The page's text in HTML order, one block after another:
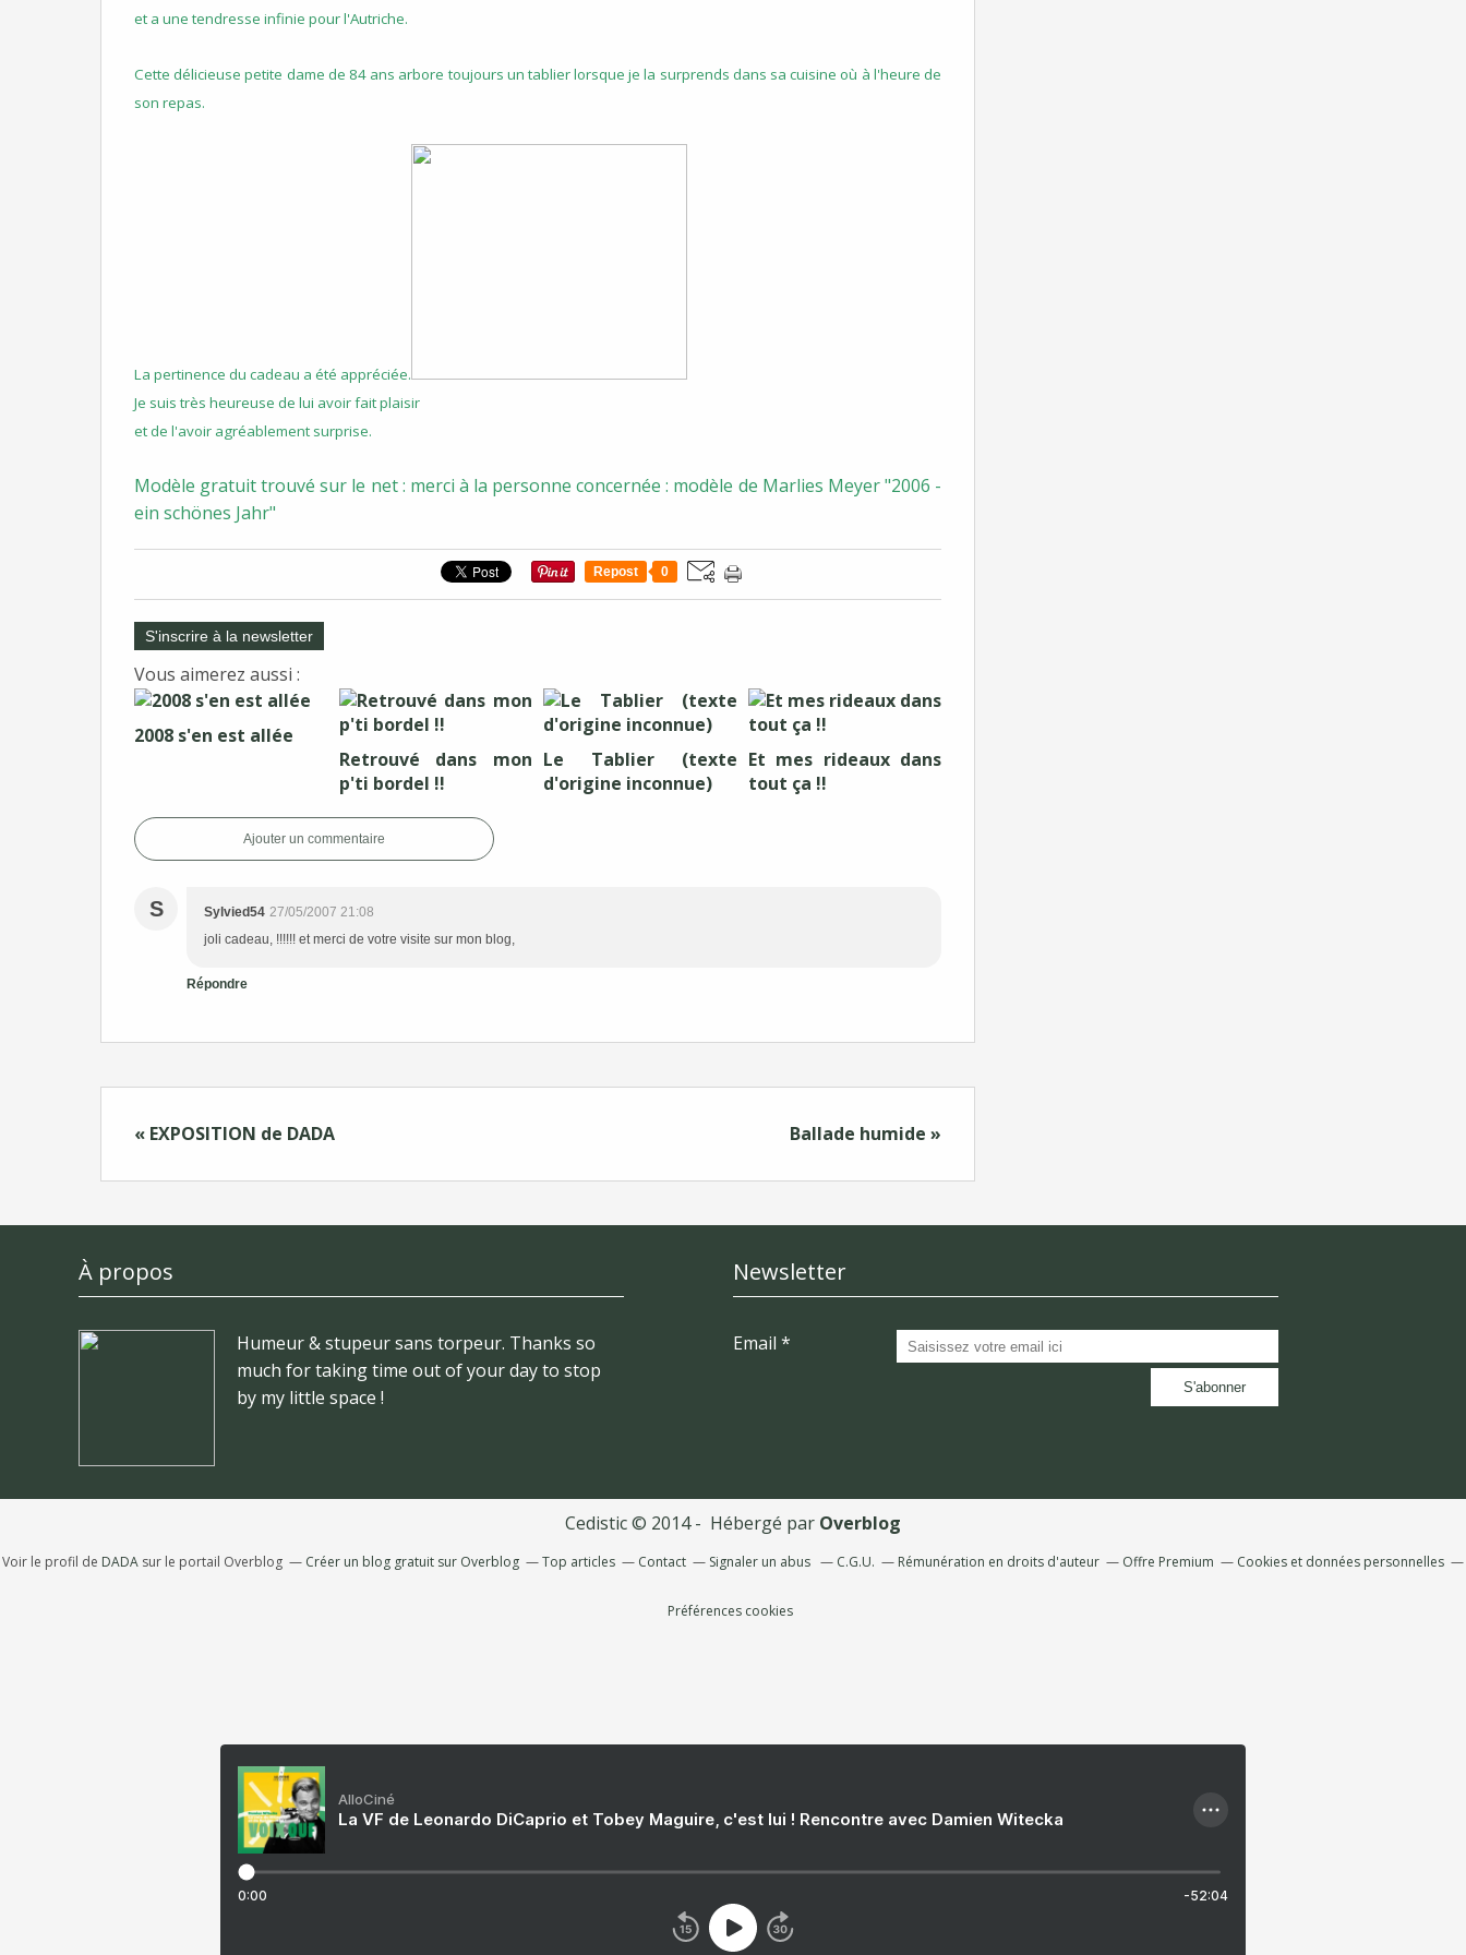
et a une tendresse infinie pour l'Autriche.
Cette délicieuse petite dame de 84 ans arbore toujours un tablier lorsque je la surprends dans sa cuisine où à l'heure de
son repas.
La pertinence du cadeau a été appréciée.
Je suis très heureuse de lui avoir fait plaisir
et de l'avoir agréablement surprise.
Modèle gratuit trouvé sur le net : merci à la personne concernée : modèle de Marlies Meyer "2006 -
ein schönes Jahr"
Repost 0
S'inscrire à la newsletter
Vous aimerez aussi :
2008 s'en est allée
Retrouvé dans mon
p'ti bordel !!
Le Tablier (texte
d'origine inconnue)
Et mes rideaux dans
tout ça !!
Ajouter un commentaire
S Sylvied54 27/05/2007 21:08
joli cadeau, !!!!!! et merci de votre visite sur mon blog,
Répondre
« EXPOSITION de DADA Ballade humide »
À propos
Humeur & stupeur sans torpeur. Thanks so
much for taking time out of your day to stop
by my little space !
Newsletter
Email
Cedistic © 2014 - Hébergé par Overblog
Voir le profil de DADA sur le portail Overblog Créer un blog gratuit sur Overblog Top articles Contact Signaler un abus C.G.U. Rémunération en droits d'auteur Offre Premium Cookies et données personnelles
Préférences cookies
AlloCiné
La VF de Leonardo DiCaprio et Tobey Maguire, c'est lui ! Rencontre avec Damien Witecka
0:00 -52:04